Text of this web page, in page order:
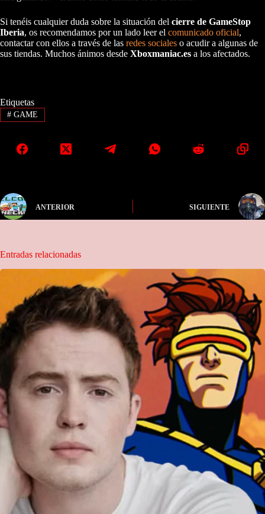
Si tenéis cualquier duda sobre la situación del cierre de GameStop
Iberia, os recomendamos por un lado leer el comunicado oficial,
contactar con ellos a través de las redes sociales o acudir a algunas de
sus tiendas. Muchos ánimos desde Xboxmaniac.es a los afectados.
Etiquetas
#GAME
ANTERIOR SIGUIENTE
Entradas relacionadas